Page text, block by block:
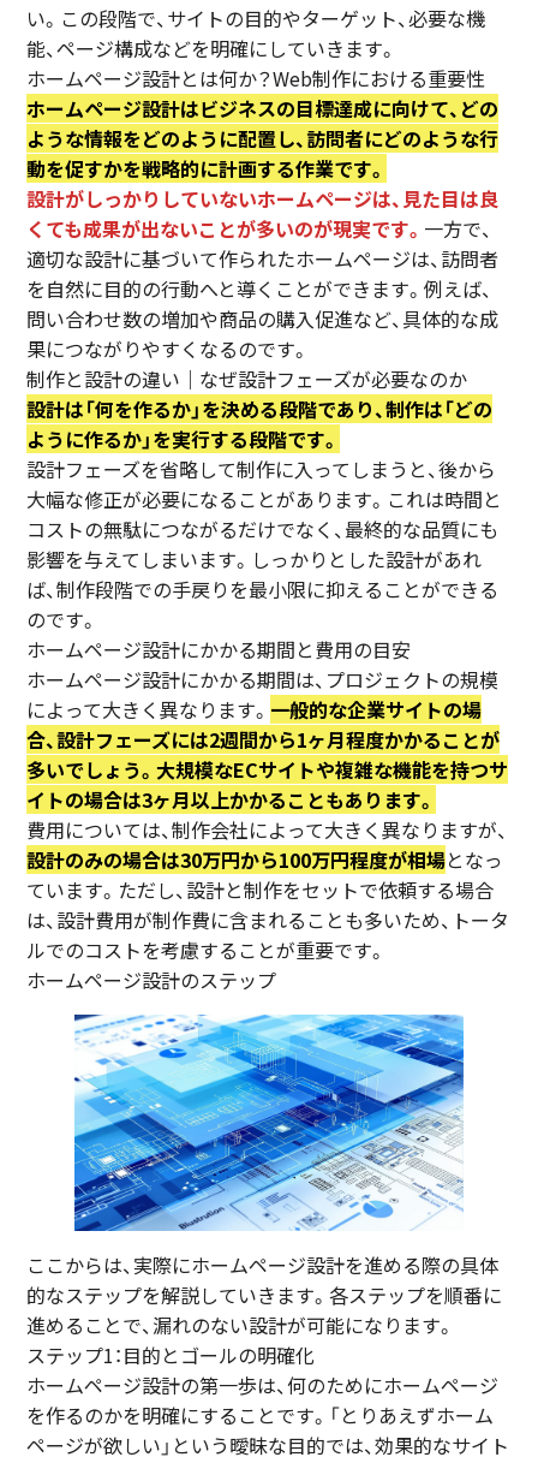
い。この段階で、サイトの目的やターゲット、必要な機
能、ページ構成などを明確にしていきます。
ホームページ設計とは何か？Web制作における重要性
ホームページ設計はビジネスの目標達成に向けて、どの
ような情報をどのように配置し、訪問者にどのような行
動を促すかを戦略的に計画する作業です。
設計がしっかりしていないホームページは、見た目は良
くても成果が出ないことが多いのが現実です。 一方で、
適切な設計に基づいて作られたホームページは、訪問者
を自然に目的の行動へと導くことができます。例えば、
問い合わせ数の増加や商品の購入促進など、具体的な成
果につながりやすくなるのです。
制作と設計の違い｜なぜ設計フェーズが必要なのか
設計は「何を作るか」を決める段階であり、制作は「どの
ように作るか」を実行する段階です。
設計フェーズを省略して制作に入ってしまうと、後から
大幅な修正が必要になることがあります。これは時間と
コストの無駄につながるだけでなく、最終的な品質にも
影響を与えてしまいます。しっかりとした設計があれ
ば、制作段階での手戻りを最小限に抑えることができる
のです。
ホームページ設計にかかる期間と費用の目安
ホームページ設計にかかる期間は、プロジェクトの規模
によって大きく異なります。 一般的な企業サイトの場
合、設計フェーズには2週間から1ヶ月程度かかることが
多いでしょう。大規模なECサイトや複雑な機能を持つサ
イトの場合は3ヶ月以上かかることもあります。
費用については、制作会社によって大きく異なりますが、
設計のみの場合は30万円から100万円程度が相場となっ
ています。ただし、設計と制作をセットで依頼する場合
は、設計費用が制作費に含まれることも多いため、トータ
ルでのコストを考慮することが重要です。
ホームページ設計のステップ
ここからは、実際にホームページ設計を進める際の具体
的なステップを解説していきます。各ステップを順番に
進めることで、漏れのない設計が可能になります。
ステップ1：目的とゴールの明確化
ホームページ設計の第一歩は、何のためにホームページ
を作るのかを明確にすることです。「とりあえずホーム
ページが欲しい」という曖昧な目的では、効果的なサイト